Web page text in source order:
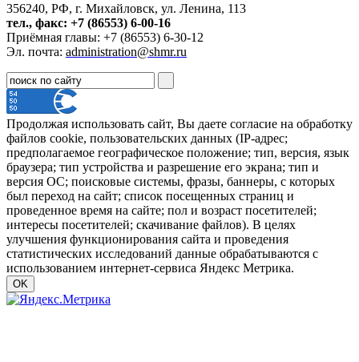
356240, РФ, г. Михайловск, ул. Ленина, 113
тел., факс: +7 (86553) 6-00-16
Приёмная главы: +7 (86553) 6-30-12
Эл. почта: administration@shmr.ru
Продолжая использовать сайт, Вы даете согласие на обработку
файлов cookie, пользовательских данных (IP-адрес;
предполагаемое географическое положение; тип, версия, язык
браузера; тип устройства и разрешение его экрана; тип и
версия ОС; поисковые системы, фразы, баннеры, с которых
был переход на сайт; список посещенных страниц и
проведенное время на сайте; пол и возраст посетителей;
интересы посетителей; скачивание файлов). В целях
улучшения функционирования сайта и проведения
статистических исследований данные обрабатываются с
использованием интернет-сервиса Яндекс Метрика.
OK